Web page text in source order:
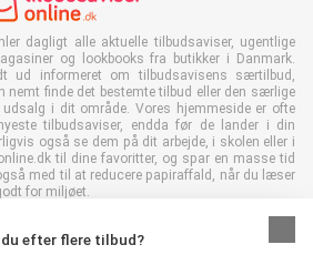
du efter flere tilbud?
dagligt alle aktuelle tilbudsaviser, ugentlige
og lookbooks fra butikker i Danmark.
ud informeret om tilbudsavisens særtilbud,
nemt finde det bestemte tilbud eller den særlige
i dit område. Vores hjemmeside er ofte
tilbudsaviser, endda før de lander i din
også se dem på dit arbejde, i skolen eller i
til dine favoritter, og spar en masse tid
med til at reducere papiraffald, når du læser
for miljøet.